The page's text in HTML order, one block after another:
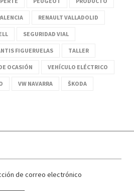
RENAULT VALLADOLID
SEGURIDAD VIAL
FIGUERUELAS TALLER
OCASIÓN VEHÍCULO ELÉCTRICO
VW NAVARRA ŠKODA
de correo electrónico